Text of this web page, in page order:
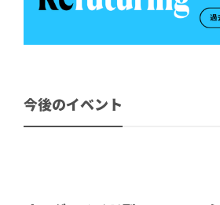
今後のイベント